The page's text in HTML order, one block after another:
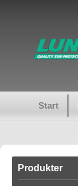
Start
Produkter